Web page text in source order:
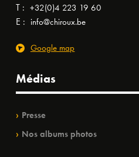
T : +32(0)4 223 19 60
E : info@chiroux.be
Google map
Médias
Presse
Nos albums photos